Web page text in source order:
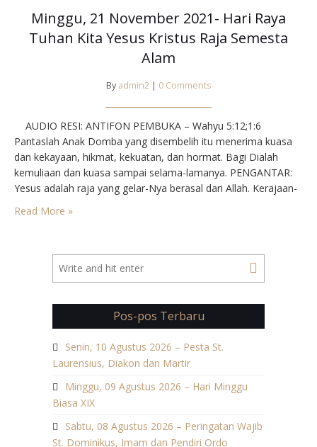
Minggu, 21 November 2021- Hari Raya
Tuhan Kita Yesus Kristus Raja Semesta
Alam
By admin2 | 0 Comments
AUDIO RESI: ANTIFON PEMBUKA – Wahyu 5:12;1:6
Pantaslah Anak Domba yang disembelih itu menerima kuasa
dan kekayaan, hikmat, kekuatan, dan hormat. Bagi Dialah
kemuliaan dan kuasa sampai selama-lamanya. PENGANTAR:
Yesus adalah raja yang gelar-Nya berasal dari Allah. Kerajaan-
Nya hadir di antara jemaat-Nya mulai sekarang hingga akhir
Read More »
Pos-pos Terbaru
Senin, 10 Agustus 2026 – Pesta St.
Laurensius, Diakon dan Martir
Minggu, 09 Agustus 2026 – Hari Minggu
Biasa XIX
Sabtu, 08 Agustus 2026 – Peringatan Wajib
St. Dominikus, Imam dan Pendiri Ordo